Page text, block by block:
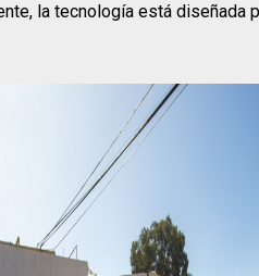
la tecnología está